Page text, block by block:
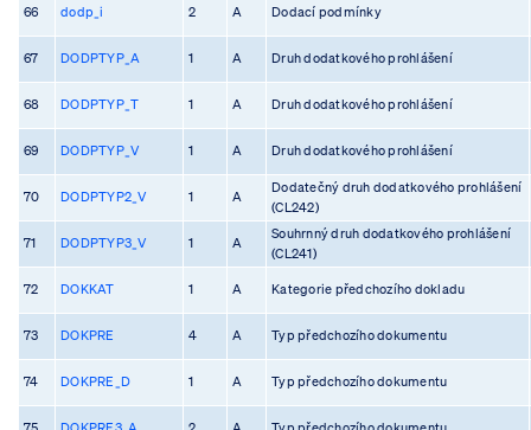
66 dodp_i 2 A Dodací podmínky
67 DODPTYP_A 1 A Druh dodatkového prohlášení
68 DODPTYP_T 1 A Druh dodatkového prohlášení
69 DODPTYP_V 1 A Druh dodatkového prohlášení
70 DODPTYP2_V 1 A
Dodatečný druh dodatkového prohlášení
(CL242)
71 DODPTYP3_V 1 A
Souhrnný druh dodatkového prohlášení
(CL241)
72 DOKKAT 1 A Kategorie předchozího dokladu
73 DOKPRE 4 A Typ předchozího dokumentu
74 DOKPRE_D 1 A Typ předchozího dokumentu